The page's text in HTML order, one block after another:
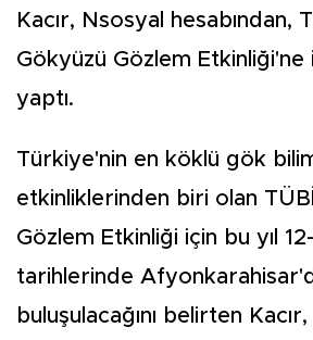
Kacır, Nsosyal hesabından,
Gökyüzü Gözlem Etkinliği'ne
yaptı.
Türkiye'nin en köklü gök
etkinliklerinden biri olan
Gözlem Etkinliği için bu yıl
tarihlerinde
buluşulacağını belirten Kacır,